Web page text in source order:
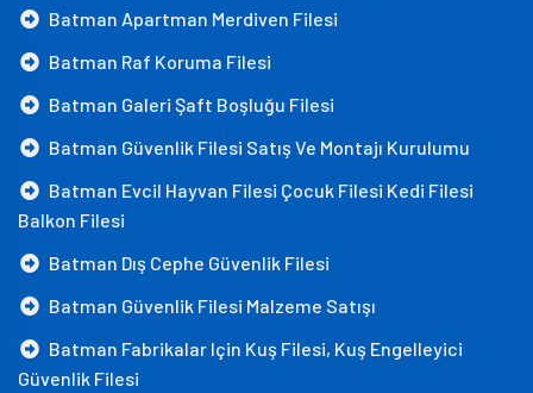
Batman Apartman Merdiven Filesi
Batman Raf Koruma Filesi
Batman Galeri Şaft Boşluğu Filesi
Batman Güvenlik Filesi Satış Ve Montajı Kurulumu
Batman Evcil Hayvan Filesi Çocuk Filesi Kedi Filesi
Balkon Filesi
Batman Dış Cephe Güvenlik Filesi
Batman Güvenlik Filesi Malzeme Satışı
Batman Fabrikalar Için Kuş Filesi, Kuş Engelleyici
Güvenlik Filesi